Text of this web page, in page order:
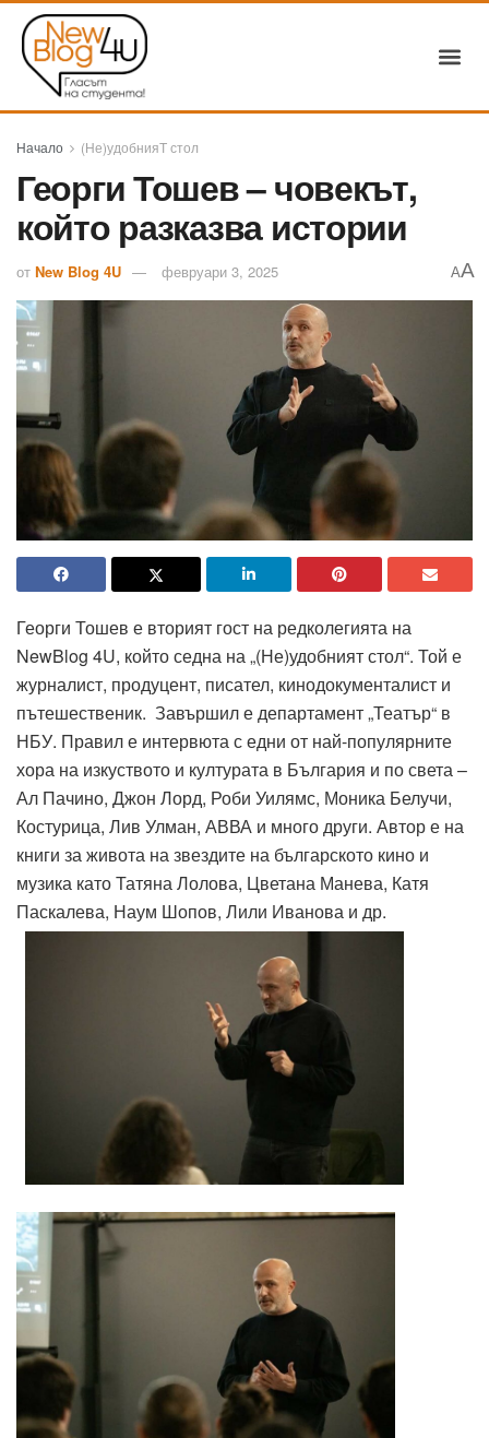
Начало (Не)удобнияТ стол
Георги Тошев – човекът,
който разказва истории
от New Blog 4U февруари 3, 2025 AA
Георги Тошев е вторият гост на редколегията на
NewBlog 4U, който седна на „(Не)удобният стол“. Той е
журналист, продуцент, писател, кинодокументалист и
пътешественик. Завършил е департамент „Театър“ в
НБУ. Правил е интервюта с едни от най-популярните
хора на изкуството и културата в България и по света –
Ал Пачино, Джон Лорд, Роби Уилямс, Моника Белучи,
Костурица, Лив Улман, АВВА и много други. Автор е на
книги за живота на звездите на българското кино и
музика като Татяна Лолова, Цветана Манева, Катя
Паскалева, Наум Шопов, Лили Иванова и др.